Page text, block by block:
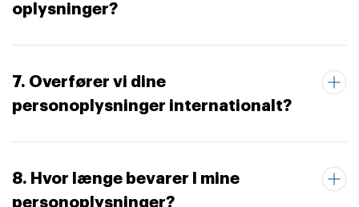
oplysninger?
7. Overfører vi dine
personoplysninger internationalt?
8. Hvor længe bevarer I mine
personoplysninger?